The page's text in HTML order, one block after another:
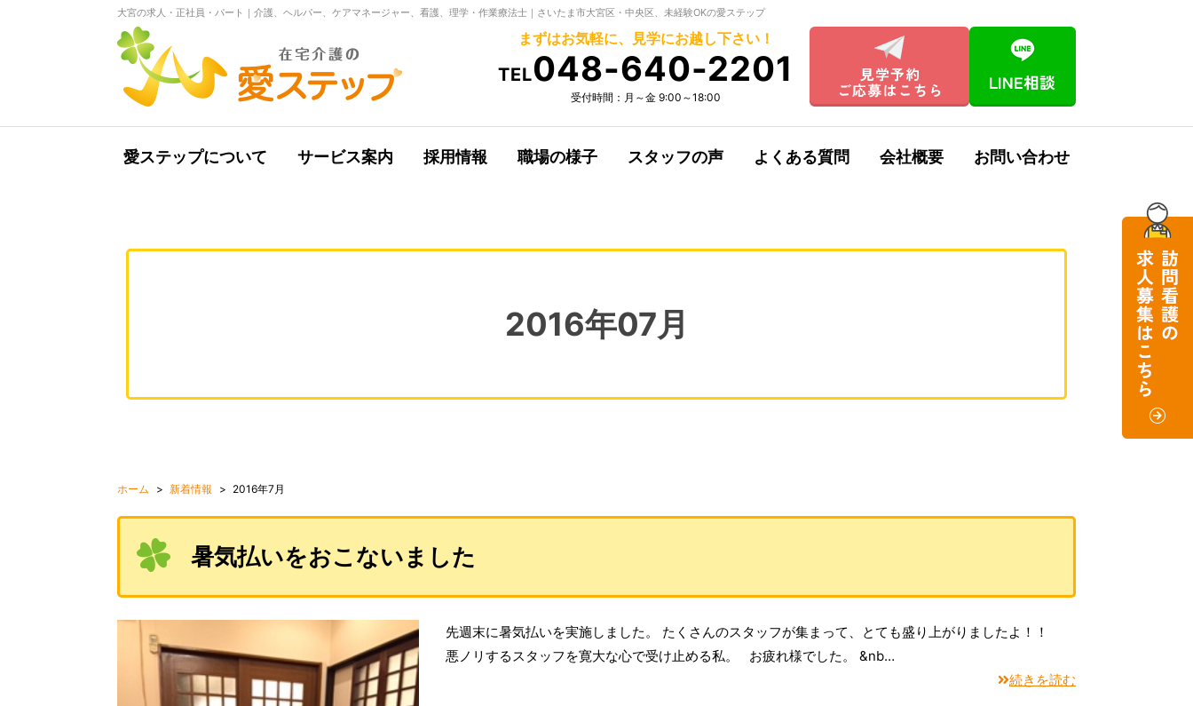
大宮の求人・正社員・パート｜介護、ヘルパー、ケアマネージャー、看護、理学・作業療法士｜さいたま市大宮区・中央区、未経験OKの愛ステップ
まずはお気軽に、見学にお越し下さい！
TEL048-640-2201
受付時間：月～金 9:00～18:00
愛ステップについて サービス案内 採用情報 職場の様子 スタッフの声 よくある質問 会社概要 お問い合わせ
2016年07月
ホーム 新着情報 2016年7月
暑気払いをおこないました
先週末に暑気払いを実施しました。 たくさんのスタッフが集まって、とても盛り上がりましたよ！！
悪ノリするスタッフを寛大な心で受け止める私。 お疲れ様でした。 &nb…
続きを読む